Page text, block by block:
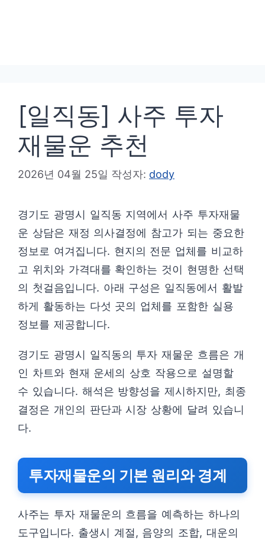
[일직동] 사주 투자
재물운 추천
2026년 04월 25일 작성자: dody
경기도 광명시 일직동 지역에서 사주 투자재물
운 상담은 재정 의사결정에 참고가 되는 중요한
정보로 여겨집니다. 현지의 전문 업체를 비교하
고 위치와 가격대를 확인하는 것이 현명한 선택
의 첫걸음입니다. 아래 구성은 일직동에서 활발
하게 활동하는 다섯 곳의 업체를 포함한 실용
정보를 제공합니다.
경기도 광명시 일직동의 투자 재물운 흐름은 개
인 차트와 현재 운세의 상호 작용으로 설명할
수 있습니다. 해석은 방향성을 제시하지만, 최종
결정은 개인의 판단과 시장 상황에 달려 있습니
다.
투자재물운의 기본 원리와 경계
사주는 투자 재물운의 흐름을 예측하는 하나의
도구입니다. 출생시 계절, 음양의 조합, 대운의